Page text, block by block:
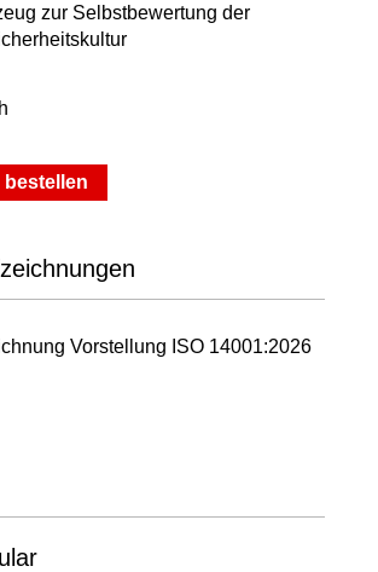
zur Selbstbewertung der
bestellen
Vorstellung ISO 14001:2026